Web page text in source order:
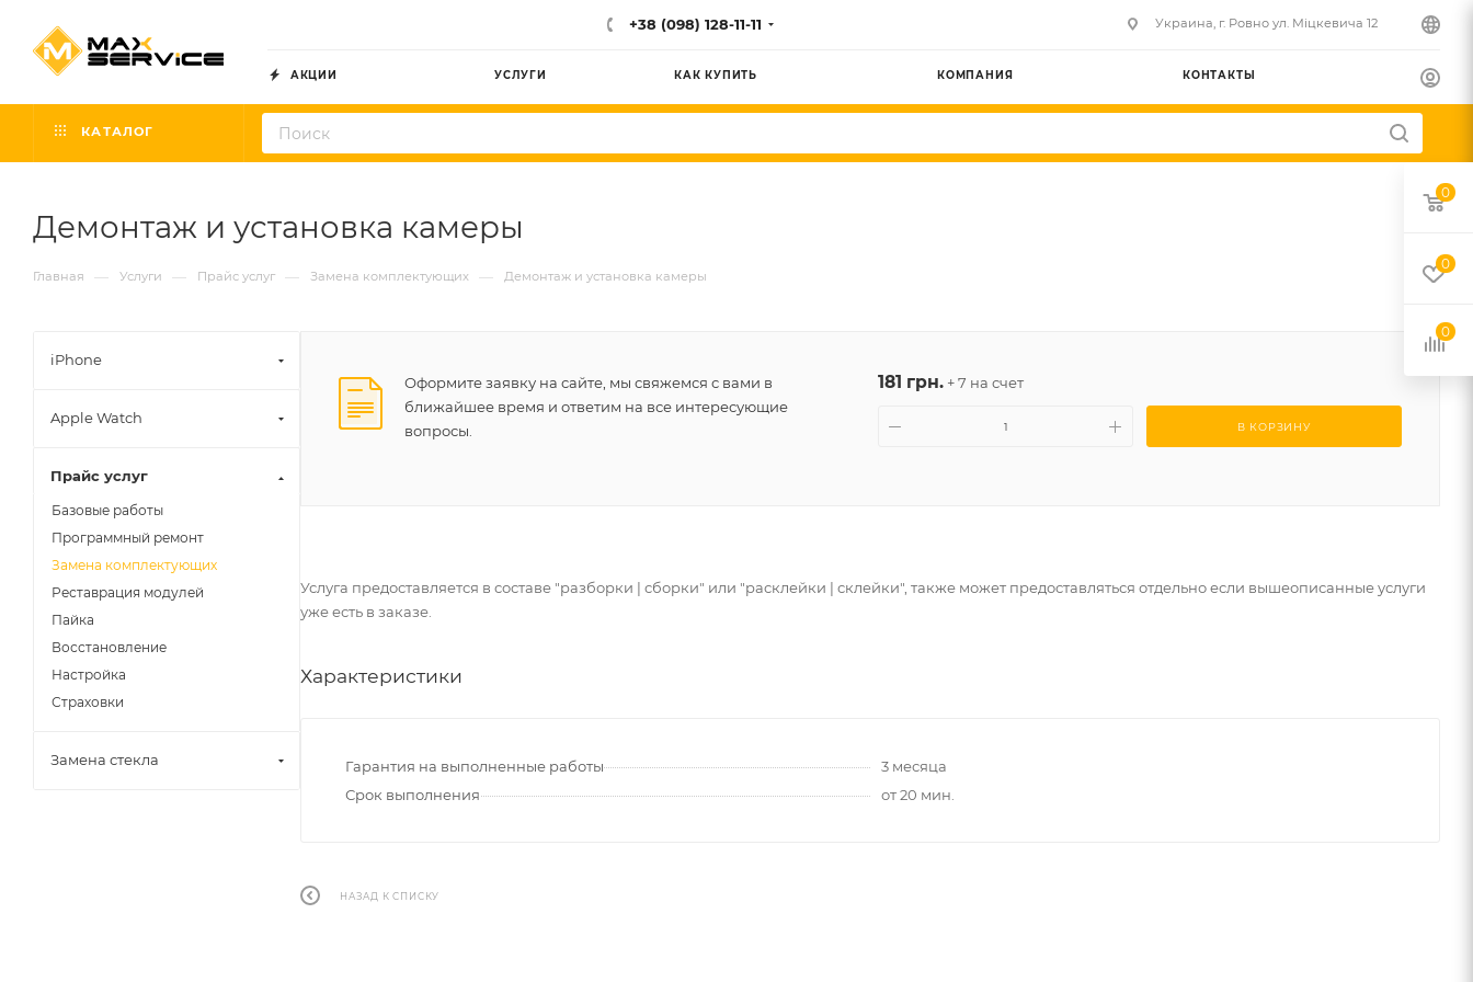
+38 (098) 128-11-11 Украина, г. Ровно ул. Міцкевича 12
АКЦИИ УСЛУГИ КАК КУПИТЬ КОМПАНИЯ КОНТАКТЫ
КАТАЛОГ
Демонтаж и установка камеры
Главная — Услуги — Прайс услуг — Замена комплектующих — Демонтаж и установка камеры
Оформите заявку на сайте, мы свяжемся с вами в
ближайшее время и ответим на все интересующие
вопросы.
181 грн. + 7 на счет
В КОРЗИНУ
Услуга предоставляется в составе "разборки | сборки" или "расклейки | склейки", также может предоставляться отдельно если вышеописанные услуги
уже есть в заказе.
Характеристики
Гарантия на выполненные работы
3 месяца
Срок выполнения
от 20 мин.
НАЗАД К СПИСКУ
iPhone
Apple Watch
Прайс услуг
Базовые работы
Программный ремонт
Замена комплектующих
Реставрация модулей
Пайка
Восстановление
Настройка
Страховки
Замена стекла
0
0
0